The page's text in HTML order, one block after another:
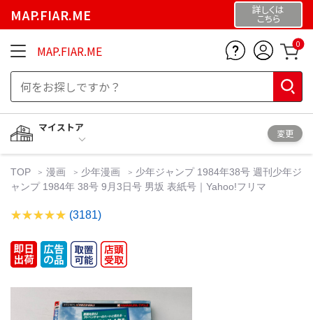
MAP.FIAR.ME 詳しくは
こちら
MAP.FIAR.ME 0
マイストア
変更
TOP 漫画 少年漫画
少年ジャンプ 1984年38号 週刊少年ジ
ャンプ 1984年 38号 9月3日号 男坂 表紙号｜Yahoo!フリマ
(3181)